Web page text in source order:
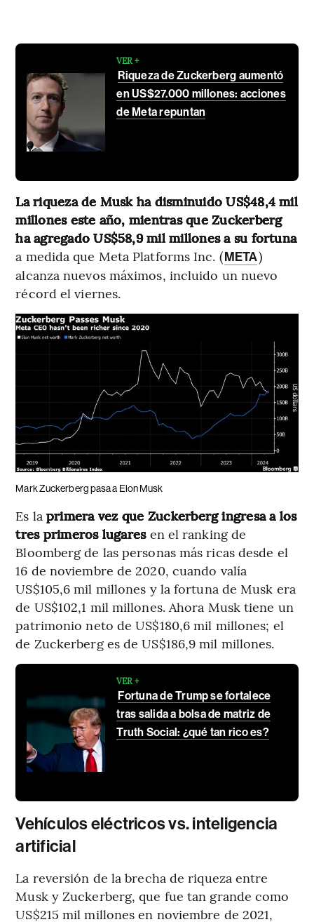
VER +
Riqueza de Zuckerberg aumentó
en US$27.000 millones: acciones
de Meta repuntan
La riqueza de Musk ha disminuido US$48,4 mil
millones este año, mientras que Zuckerberg
ha agregado US$58,9 mil millones a su fortuna
a medida que Meta Platforms Inc. (META)
alcanza nuevos máximos, incluido un nuevo
récord el viernes.
Mark Zuckerberg pasa a Elon Musk
Es la primera vez que Zuckerberg ingresa a los
tres primeros lugaresen el ranking de
Bloomberg de las personas más ricas desde el
16 de noviembre de 2020, cuando valía
US$105,6 mil millones y la fortuna de Musk era
de US$102,1 mil millones. Ahora Musk tiene un
patrimonio neto de US$180,6 mil millones; el
de Zuckerberg es de US$186,9 mil millones.
VER +
Fortuna de Trump se fortalece
tras salida a bolsa de matriz de
Truth Social: ¿qué tan rico es?
Vehículos eléctricos vs. inteligencia
artificial
La reversión de la brecha de riqueza entre
Musk y Zuckerberg, que fue tan grande como
US$215 mil millones en noviembre de 2021,